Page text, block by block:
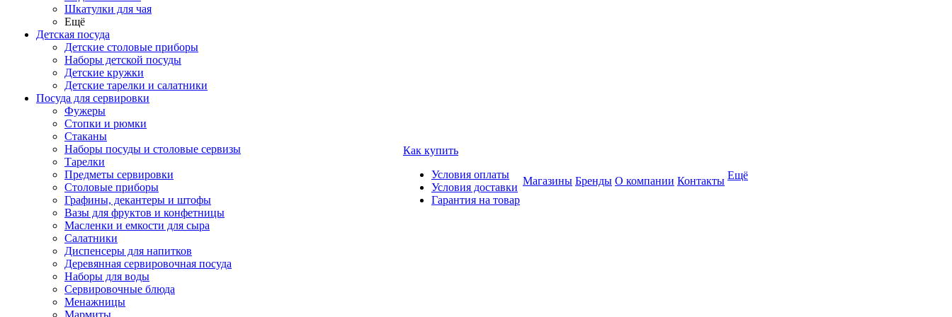
Шкатулки для чая
Ещё
Детская посуда
Детские столовые приборы
Наборы детской посуды
Детские кружки
Детские тарелки и салатники
Посуда для сервировки
Фужеры
Стопки и рюмки
Стаканы
Наборы посуды и столовые сервизы
Тарелки
Предметы сервировки
Столовые приборы
Графины, декантеры и штофы
Вазы для фруктов и конфетницы
Масленки и емкости для сыра
Салатники
Диспенсеры для напитков
Деревянная сервировочная посуда
Наборы для воды
Сервировочные блюда
Менажницы
Мармиты
Как купить
Условия оплаты
Условия доставки
Гарантия на товар
Магазины Бренды О компании Контакты Ещё